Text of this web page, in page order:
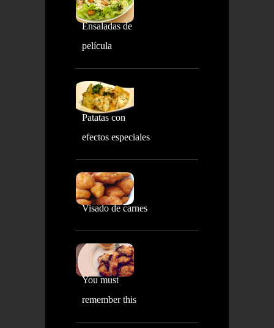
Ensaladas de
película
Patatas con
efectos especiales
Visado de carnes
You must
remember this